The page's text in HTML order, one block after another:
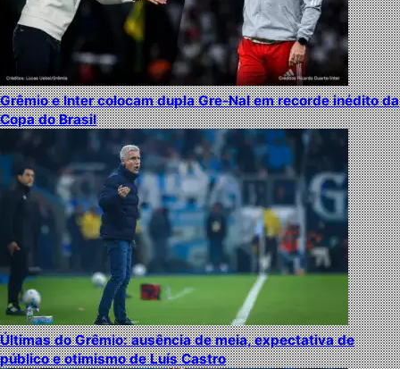
Grêmio e Inter colocam dupla Gre-Nal em recorde inédito da
Copa do Brasil
Últimas do Grêmio: ausência de meia, expectativa de
público e otimismo de Luís Castro